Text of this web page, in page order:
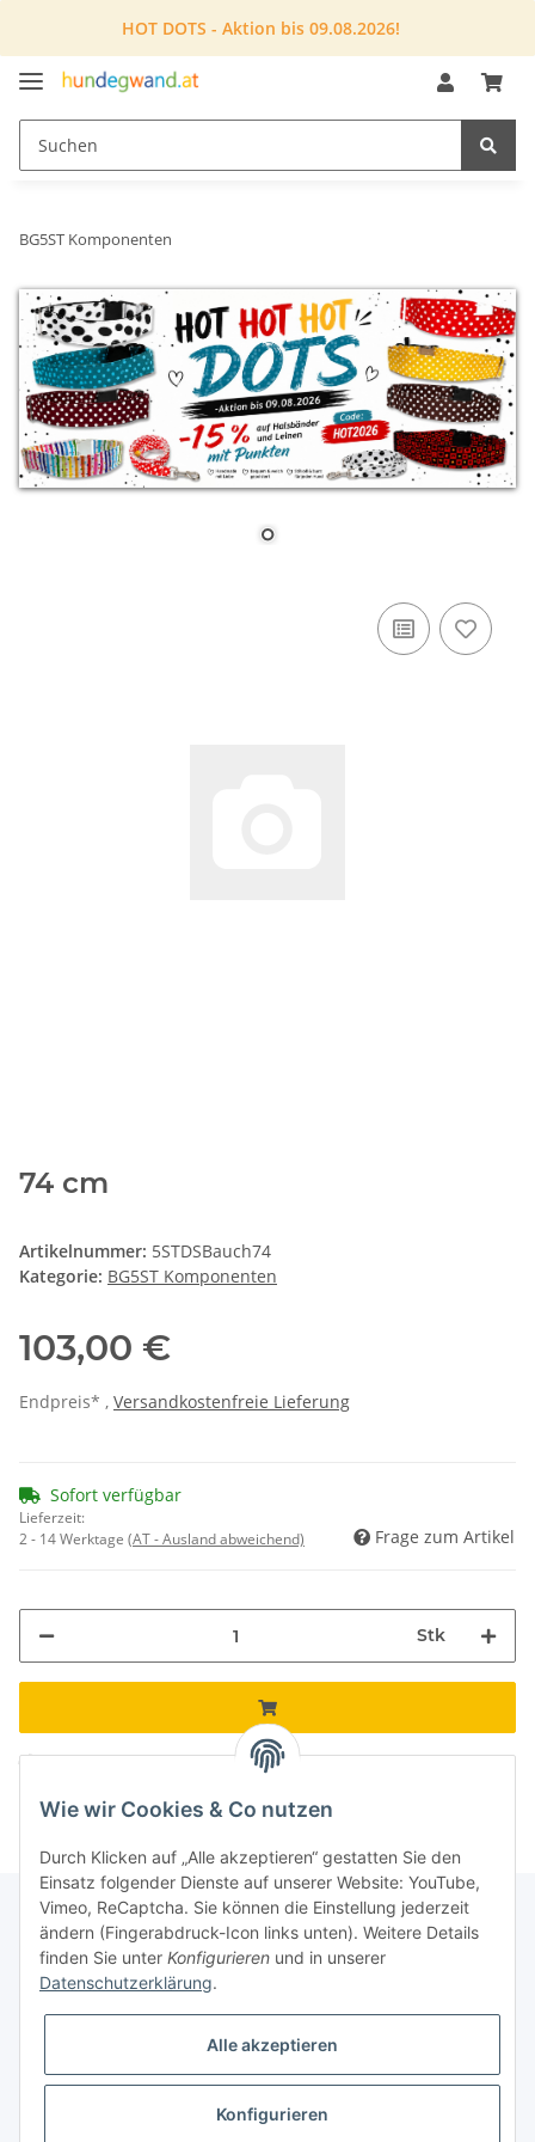
HOT DOTS - Aktion bis 09.08.2026!
BG5ST Komponenten
74 cm
Artikelnummer: 5STDSBauch74
Kategorie: BG5ST Komponenten
103,00 €
Endpreis* , Versandkostenfreie Lieferung
Sofort verfügbar
Lieferzeit:
2 - 14 Werktage (AT - Ausland abweichend) Frage zum Artikel
Stk
Loading... Komponenten werden geladen ...
Informationen
Galerie
Wie wir Cookies & Co nutzen
Durch Klicken auf „Alle akzeptieren“ gestatten Sie den
Einsatz folgender Dienste auf unserer Website: YouTube,
Vimeo, ReCaptcha. Sie können die Einstellung jederzeit
ändern (Fingerabdruck-Icon links unten). Weitere Details
finden Sie unter Konfigurieren und in unserer
Datenschutzerklärung.
Alle akzeptieren
Konfigurieren